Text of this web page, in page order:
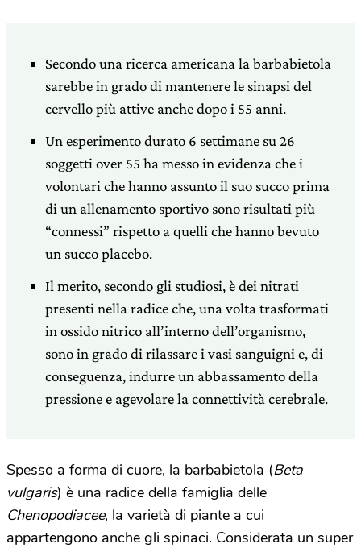
Secondo una ricerca americana la barbabietola
sarebbe in grado di mantenere le sinapsi del
cervello più attive anche dopo i 55 anni.
Un esperimento durato 6 settimane su 26
soggetti over 55 ha messo in evidenza che i
volontari che hanno assunto il suo succo prima
di un allenamento sportivo sono risultati più
“connessi” rispetto a quelli che hanno bevuto
un succo placebo.
Il merito, secondo gli studiosi, è dei nitrati
presenti nella radice che, una volta trasformati
in ossido nitrico all’interno dell’organismo,
sono in grado di rilassare i vasi sanguigni e, di
conseguenza, indurre un abbassamento della
pressione e agevolare la connettività cerebrale.
Spesso a forma di cuore, la barbabietola (Beta
vulgaris) è una radice della famiglia delle
Chenopodiacee, la varietà di piante a cui
appartengono anche gli spinaci. Considerata un super